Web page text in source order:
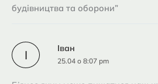
будівництва та оборони”
І Іван
25.04 о 8:07 pm